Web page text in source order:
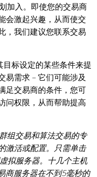
加入。即使您的交易商
会激起兴趣，从而使交
，我们建议您联系交易
目标设定的某些条件来提
易需求 – 它们可能涉及
足交易商的条件，您可
问权限，从而帮助提高
组交易和算法交易的专
激活或配置。只需单击
拟服务器。十几个主机
商服务器在不到5毫秒的